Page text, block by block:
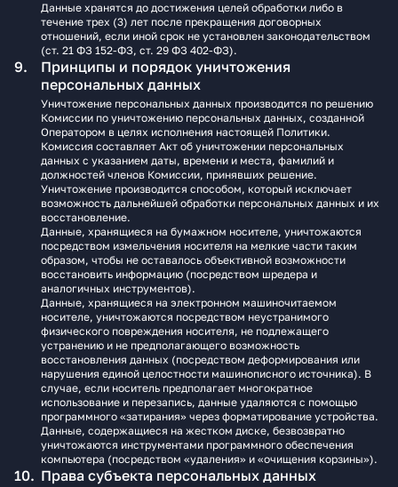
Данные хранятся до достижения целей обработки либо в
течение трех (3) лет после прекращения договорных
отношений, если иной срок не установлен законодательством
(ст. 21 ФЗ 152-ФЗ, ст. 29 ФЗ 402-ФЗ).
Принципы и порядок уничтожения
персональных данных
Уничтожение персональных данных производится по решению
Комиссии по уничтожению персональных данных, созданной
Оператором в целях исполнения настоящей Политики.
Комиссия составляет Акт об уничтожении персональных
данных с указанием даты, времени и места, фамилий и
должностей членов Комиссии, принявших решение.
Уничтожение производится способом, который исключает
возможность дальнейшей обработки персональных данных и их
восстановление.
Данные, хранящиеся на бумажном носителе, уничтожаются
посредством измельчения носителя на мелкие части таким
образом, чтобы не оставалось объективной возможности
восстановить информацию (посредством шредера и
аналогичных инструментов).
Данные, хранящиеся на электронном машиночитаемом
носителе, уничтожаются посредством неустранимого
физического повреждения носителя, не подлежащего
устранению и не предполагающего возможность
восстановления данных (посредством деформирования или
нарушения единой целостности машинописного источника). В
случае, если носитель предполагает многократное
использование и перезапись, данные удаляются с помощью
программного «затирания» через форматирование устройства.
Данные, содержащиеся на жестком диске, безвозвратно
уничтожаются инструментами программного обеспечения
компьютера (посредством «удаления» и «очищения корзины»).
Права субъекта персональных данных